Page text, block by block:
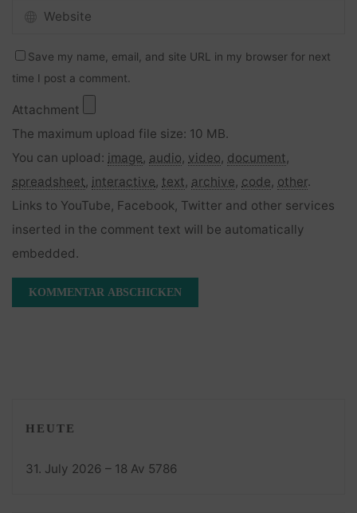
Save my name, email, and site URL in my browser for next
time I post a comment.
Attachment
The maximum upload file size: 10 MB.
You can upload: image, audio, video, document,
spreadsheet, interactive, text, archive, code, other.
Links to YouTube, Facebook, Twitter and other services
inserted in the comment text will be automatically
embedded.
HEUTE
31. July 2026 – 18 Av 5786